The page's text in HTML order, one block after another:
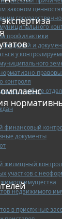
законом
профилактики
и
у
контроля
о работе
финансовый
документы
жилищный
участков с
имущества
недвижимого
в присяжные